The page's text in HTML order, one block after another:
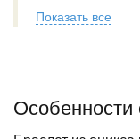
Показать все
Особенности